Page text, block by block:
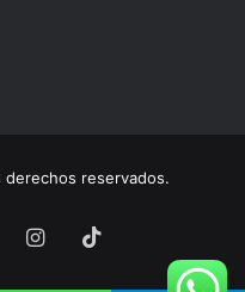
reservados.
Instagram